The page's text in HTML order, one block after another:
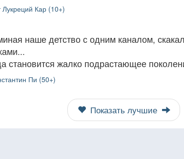
Лукреций Кар (10+)
наше детство с одним каналом,
становится жалко подрастающее
Пи (50+)
Показать лучшие